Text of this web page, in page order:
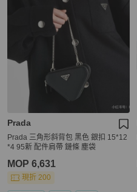
Prada
Prada 三角形斜背包 黑色 銀扣 15*12
*4 95新 配件肩帶 鏈條 塵袋
MOP 6,631
現折 200